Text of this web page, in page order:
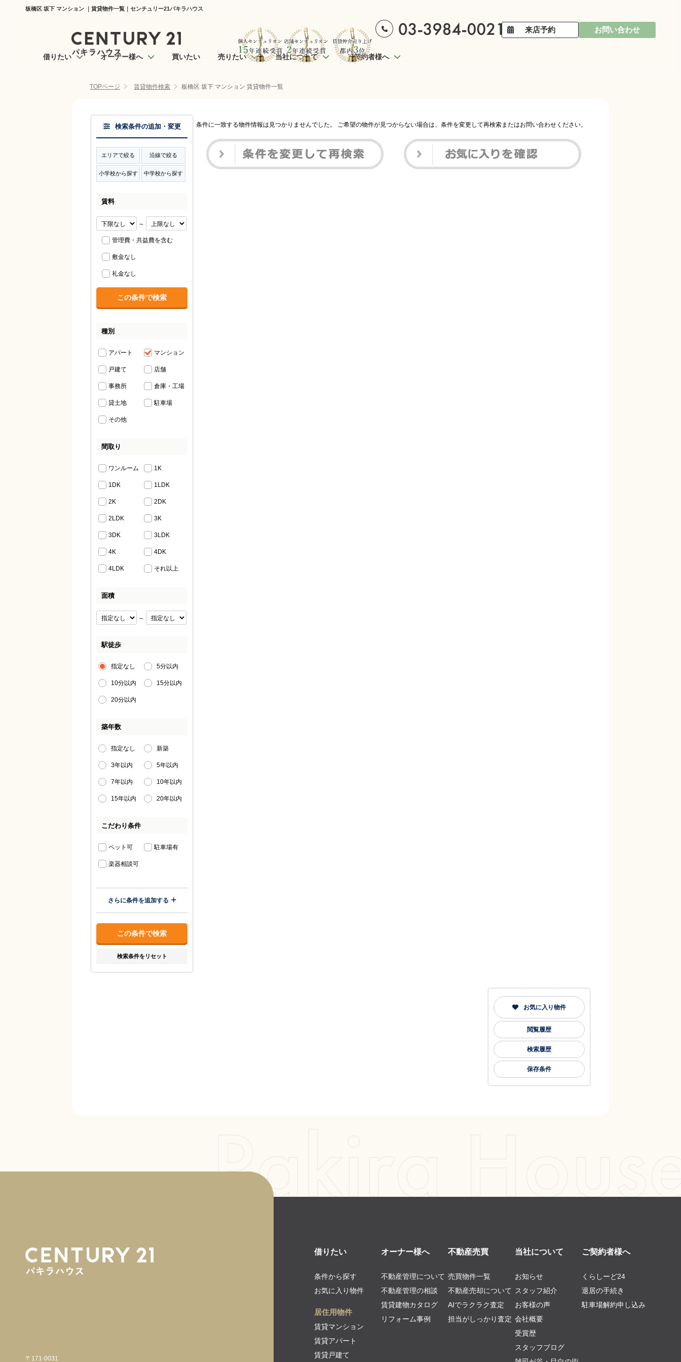
板橋区 坂下 マンション ｜賃貸物件一覧｜センチュリー21パキラハウス
来店予約 お問い合わせ
借りたい オーナー様へ 買いたい 売りたい 当社について ご契約者様へ
TOPページ 賃貸物件検索 板橋区 坂下 マンション 賃貸物件一覧
条件に一致する物件情報は見つかりませんでした。 ご希望の物件が見つからない場合は、条件を変更して再検索またはお問い合わせください。
検索条件の追加・変更
エリアで絞る 沿線で絞る
小学校から探す 中学校から探す
賃料
～
管理費・共益費を含む
敷金なし
礼金なし
種別
アパート マンション
戸建て 店舗
事務所 倉庫・工場
貸土地 駐車場
その他
間取り
ワンルーム 1K
1DK 1LDK
2K 2DK
2LDK 3K
3DK 3LDK
4K 4DK
4LDK それ以上
面積
～
駅徒歩
指定なし 5分以内
10分以内 15分以内
20分以内
築年数
指定なし 新築
3年以内 5年以内
7年以内 10年以内
15年以内 20年以内
こだわり条件
ペット可 駐車場有
楽器相談可
さらに条件を追加する
検索条件をリセット
お気に入り物件
閲覧履歴
検索履歴
保存条件
〒171-0031
借りたい
条件から探す
お気に入り物件
居住用物件
賃貸マンション
賃貸アパート
賃貸戸建て
オーナー様へ
不動産管理について
不動産管理の相談
賃貸建物カタログ
リフォーム事例
不動産売買
売買物件一覧
不動産売却について
AIでラクラク査定
担当がしっかり査定
当社について
お知らせ
スタッフ紹介
お客様の声
会社概要
受賞歴
スタッフブログ
ご契約者様へ
くらしーど24
退居の手続き
駐車場解約申し込み